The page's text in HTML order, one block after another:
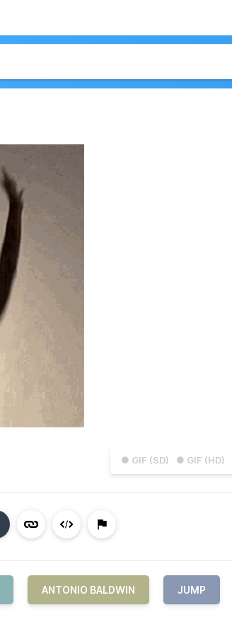
● GIF (SD) ● GIF (HD)
ANTONIO BALDWIN JUMP